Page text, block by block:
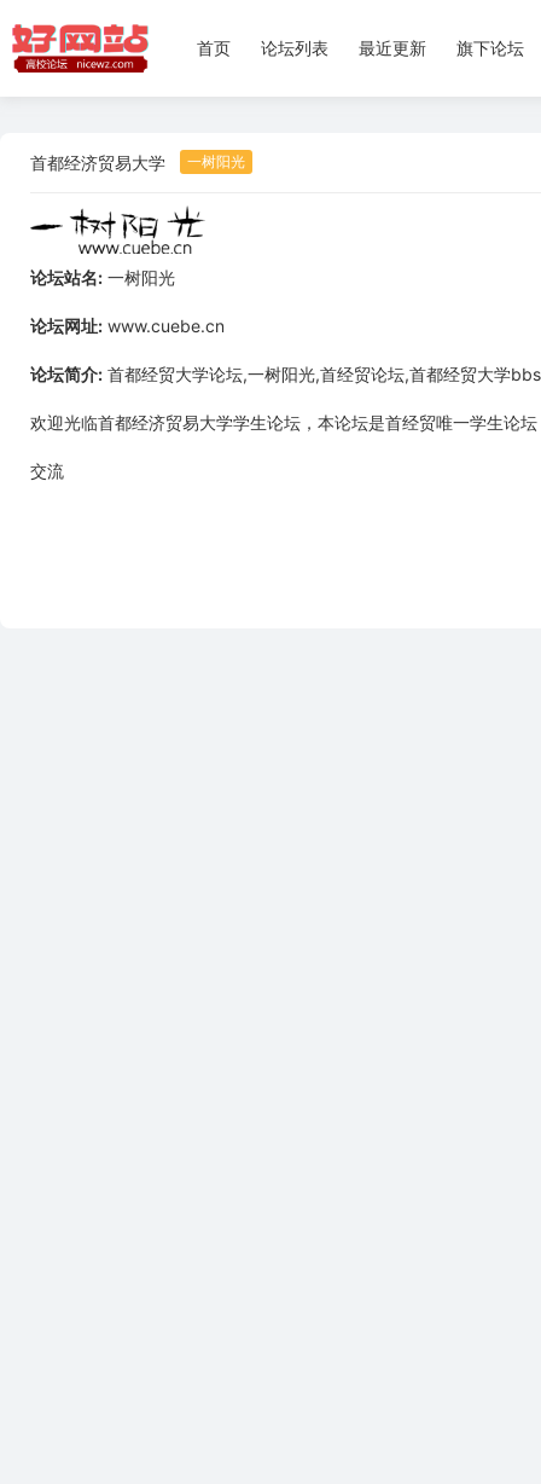
首页 论坛列表 最近更新 旗下论坛
首都经济贸易大学
论坛站名: 一树阳光
论坛网址: www.cuebe.cn
论坛简介: 首都经贸大学论坛,一树阳光,首经贸论坛,首都经贸大学
欢迎光临首都经济贸易大学学生论坛，本论坛是首经贸唯一学生论
交流